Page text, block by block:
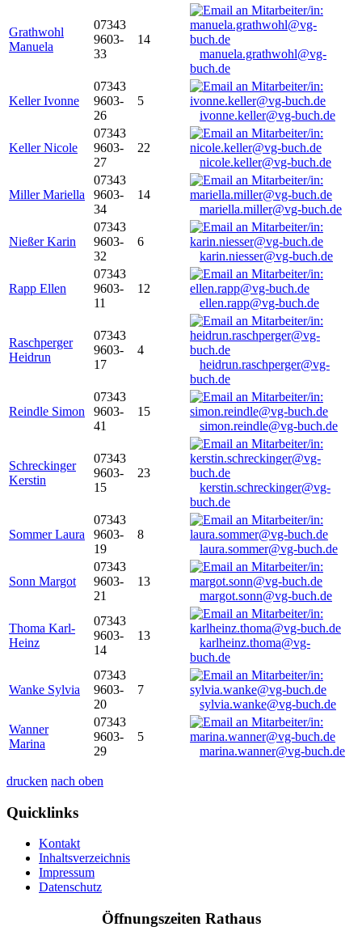
Grathwohl
Manuela
07343
9603-
33
14
manuela.grathwohl@vg-
buch.de
Keller Ivonne
07343
9603-
26
5
ivonne.keller@vg-buch.de
Keller Nicole
07343
9603-
27
22
nicole.keller@vg-buch.de
Miller Mariella
07343
9603-
34
14
mariella.miller@vg-buch.de
Nießer Karin
07343
9603-
32
6
karin.niesser@vg-buch.de
Rapp Ellen
07343
9603-
11
12
ellen.rapp@vg-buch.de
Raschperger
Heidrun
07343
9603-
17
4
heidrun.raschperger@vg-
buch.de
Reindle Simon
07343
9603-
41
15
simon.reindle@vg-buch.de
Schreckinger
Kerstin
07343
9603-
15
23
kerstin.schreckinger@vg-
buch.de
Sommer Laura
07343
9603-
19
8
laura.sommer@vg-buch.de
Sonn Margot
07343
9603-
21
13
margot.sonn@vg-buch.de
Thoma Karl-
Heinz
07343
9603-
14
13
karlheinz.thoma@vg-
buch.de
Wanke Sylvia
07343
9603-
20
7
sylvia.wanke@vg-buch.de
Wanner
Marina
07343
9603-
29
5
marina.wanner@vg-buch.de
drucken nach oben
Quicklinks
Kontakt
Inhaltsverzeichnis
Impressum
Datenschutz
Öffnungszeiten Rathaus